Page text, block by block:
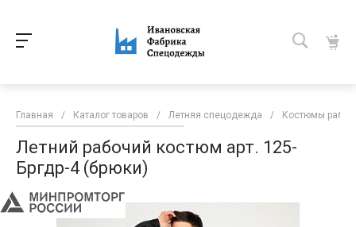
Главная / Каталог товаров / Летняя спецодежда / Костюмы
Летний рабочий костюм арт. 125-
Бргдр-4 (брюки)